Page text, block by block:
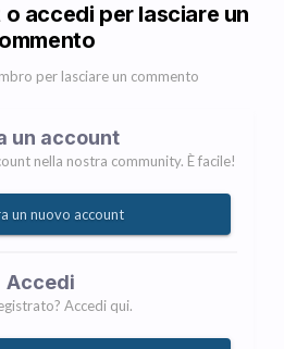
accedi per lasciare un
per lasciare un commento
un account
nella nostra community. È facile!
un nuovo account
Accedi
Accedi qui.